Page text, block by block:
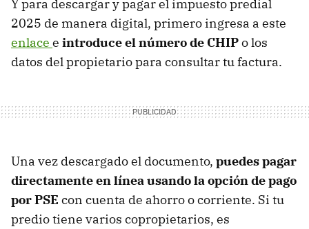
Y para descargar y pagar el impuesto predial
2025 de manera digital, primero ingresa a este
enlace e introduce el número de CHIPo los
datos del propietario para consultar tu factura.
Una vez descargado el documento, puedes pagar
directamente en línea usando la opción de pago
por PSE con cuenta de ahorro o corriente. Si tu
predio tiene varios copropietarios, es